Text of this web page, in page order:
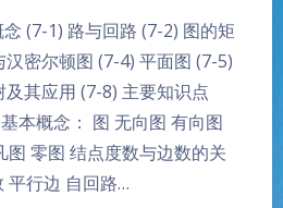
(7-1) 路与回路 (7-2) 图的矩
密尔顿图 (7-4) 平面图 (7-5)
其应用 (7-8) 主要知识点
本概念： 图 无向图 有向图
图 零图 结点度数与边数的关
平行边 自回路…